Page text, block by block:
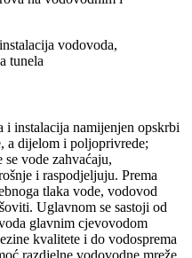
vodovoda,
tunela
i instalacija namijenjen opskrbi
a dijelom i poljoprivrede;
vode zahvaćaju,
i raspodjeljuju. Prema
tlaka vode, vodovod
Uglavnom se sastoji od
glavnim cjevovodom
kvalitete i do vodosprema
razdjelne vodovodne mreže